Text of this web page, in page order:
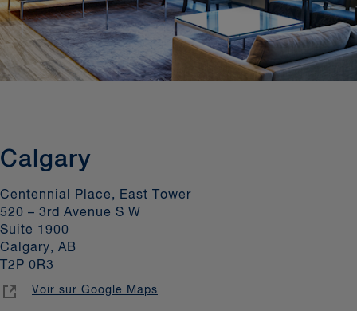
Calgary
Centennial Place, East Tower
520 – 3rd Avenue S W
Suite 1900
Calgary, AB
T2P 0R3
Voir sur Google Maps